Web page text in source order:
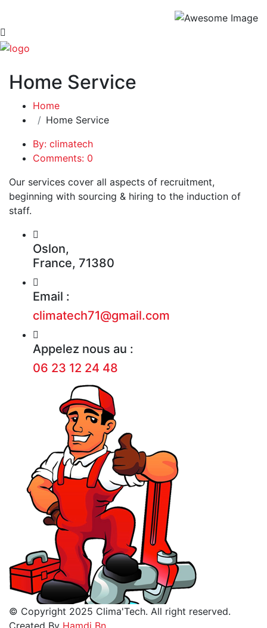
Home Service
Home
Home Service
By: climatech
Comments: 0
Our services cover all aspects of recruitment,
beginning with sourcing & hiring to the induction of
staff.
Oslon,
France, 71380
Email :
climatech71@gmail.com
Appelez nous au :
06 23 12 24 48
© Copyright 2025 Clima'Tech. All right reserved.
Created By Hamdi Bn